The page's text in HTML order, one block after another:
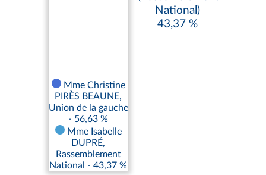
Mme Christine
PIRÈS BEAUNE,
Union de la gauche
- 56,63 %
Mme Isabelle
DUPRÉ,
Rassemblement
National - 43,37 %
National)
43,37 %